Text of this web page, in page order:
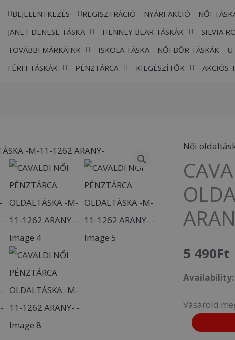
BEJELENTKEZÉS REGISZTRÁCIÓ NYÁRI AKCIÓ NŐI
JANET DENESE TÁSKA
HENNEY BEAR TÁSKÁK
SILVIA
TOVÁBBI MÁRKÁINK
ISKOLA TÁSKA NŐI BŐR TÁSKÁK
FÉRFI TÁSKÁK
PÉNZTÁRCA KIEGÉSZÍTŐK AKCIÓS
Női
5 490Ft
Availability:
Vásárold
CAVALDI
NŐI
PÉNZTÁRCA
OLDALTÁSKA
-
11-
1262
mennyiség